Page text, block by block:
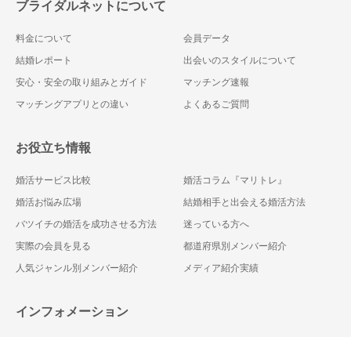
ブライダルネットについて
料金について
会員データ
結婚レポート
出会いのスタイルについて
安心・安全の取り組みとガイド
マッチング速報
マッチングアプリとの違い
よくあるご質問
お役立ち情報
婚活サービス比較
婚活コラム『マリトレ』
婚活お悩み広場
結婚相手と出会える婚活方法
バツイチの婚活を成功させる方法
迷っている方へ
実際の会員を見る
都道府県別メンバー紹介
人気ジャンル別メンバー紹介
メディア紹介実績
インフォメーション